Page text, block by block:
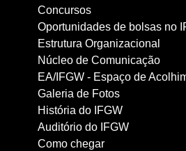
Concursos
Oportunidades de bolsas no
Estrutura Organizacional
Núcleo de Comunicação
EA/IFGW - Espaço de
Galeria de Fotos
História do IFGW
Auditório do IFGW
Como chegar